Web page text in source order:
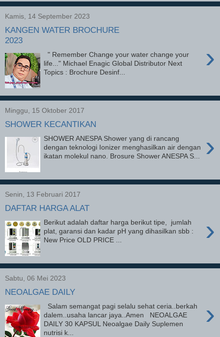
Kamis, 14 September 2023
KANGEN WATER BROCHURE
2023
›
" Remember Change your water change your
life..." Michael Enagic Global Distributor Next
Topics : Brochure Desinf...
Minggu, 15 Oktober 2017
SHOWER KECANTIKAN
›
SHOWER ANESPA Shower yang di rancang
dengan teknologi Ionizer menghasilkan air dengan
ikatan molekul nano. Brosure Shower ANESPA S...
Senin, 13 Februari 2017
DAFTAR HARGA ALAT
›
Berikut adalah daftar harga berikut tipe, jumlah
plat, garansi dan kadar pH yang dihasilkan sbb :
New Price OLD PRICE ...
Sabtu, 06 Mei 2023
NEOALGAE DAILY
›
Salam semangat pagi selalu sehat ceria..berkah
dalem..usaha lancar jaya..Amen NEOALGAE
DAILY 30 KAPSUL Neoalgae Daily Suplemen
nutrisi k...